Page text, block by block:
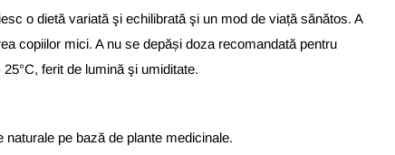
o dietă variată şi echilibrată şi un mod de viață sănătos. A
copiilor mici. A nu se depăși doza recomandată pentru
ferit de lumină şi umiditate.
pe bază de plante medicinale.